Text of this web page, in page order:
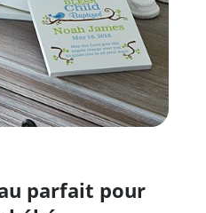
parfait pour